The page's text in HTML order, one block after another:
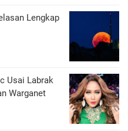
Lengkap
Usai Labrak
Warganet